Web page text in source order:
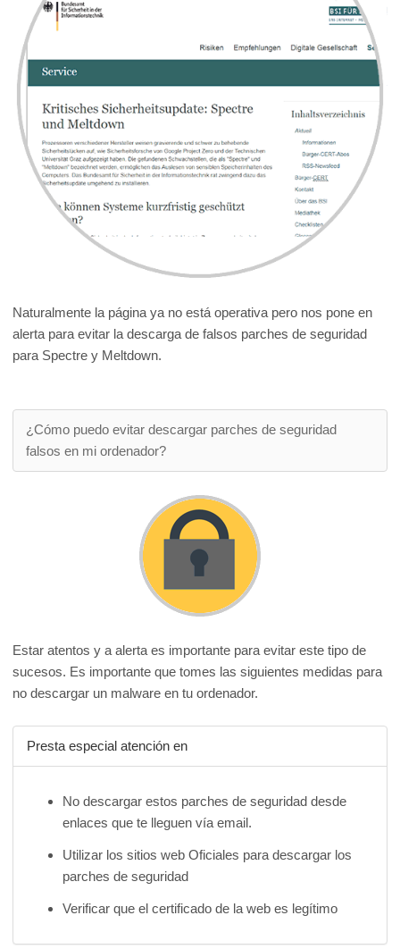
Naturalmente la página ya no está operativa pero nos pone en
alerta para evitar la descarga de falsos parches de seguridad
para Spectre y Meltdown.
¿Cómo puedo evitar descargar parches de seguridad
falsos en mi ordenador?
Estar atentos y a alerta es importante para evitar este tipo de
sucesos. Es importante que tomes las siguientes medidas para
no descargar un malware en tu ordenador.
Presta especial atención en
No descargar estos parches de seguridad desde
enlaces que te lleguen vía email.
Utilizar los sitios web Oficiales para descargar los
parches de seguridad
Verificar que el certificado de la web es legítimo